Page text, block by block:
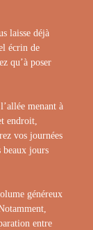
laisse déjà
écrin de
qu’à poser
menant à
endroit,
vos journées
beaux jours
généreux
entre